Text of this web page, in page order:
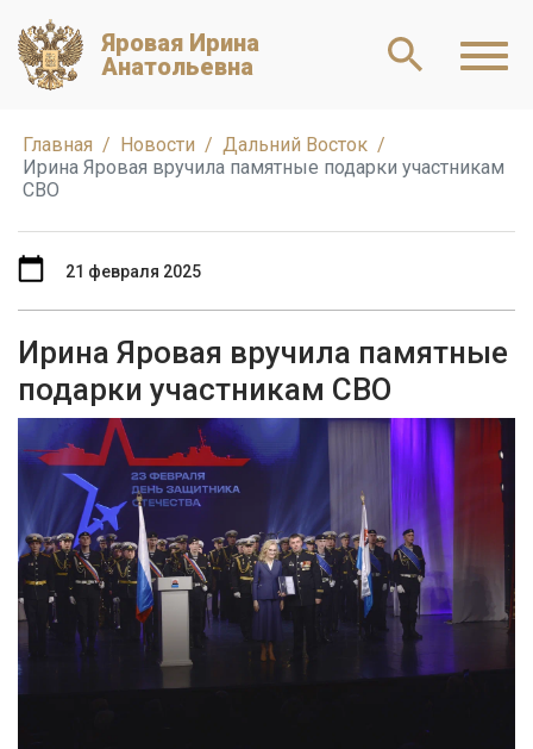
Яровая Ирина
Анатольевна
Главная Новости
Дальний Восток
Ирина Яровая вручила памятные подарки участникам
СВО
Ирина Яровая вручила памятные
подарки участникам СВО
21 февраля 2025